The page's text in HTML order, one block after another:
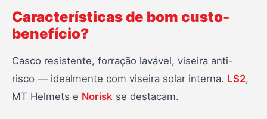
Características de bom custo-
benefício?
Casco resistente, forração lavável, viseira anti-
risco — idealmente com viseira solar interna. LS2,
MT Helmets e Norisk se destacam.